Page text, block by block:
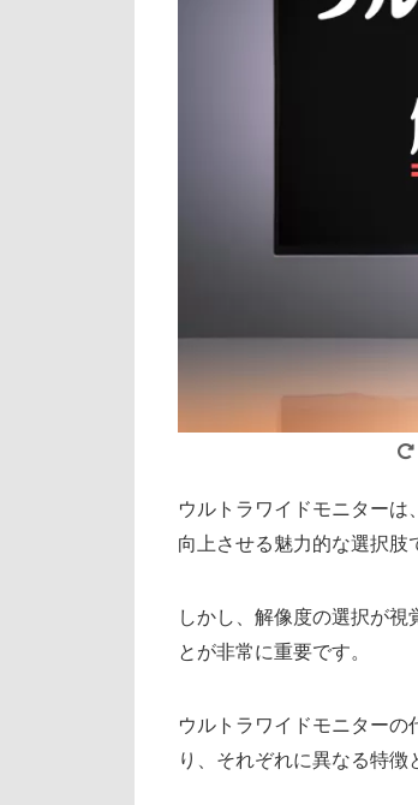
ウルトラワイドモニター
向上させる魅力的な選択肢
しかし、解像度の選択が
とが非常に重要です。
ウルトラワイドモニター
り、それぞれに異なる特徴